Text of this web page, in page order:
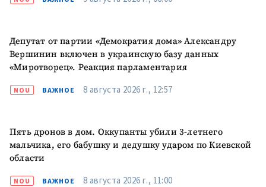
Депутат от партии «Демократия дома» Александру
Вершинин включен в украинскую базу данных
«Миротворец». Реакция парламентария
NOU ВАЖНОЕ 8 августа 2026 г., 12:57
Пять дронов в дом. Оккупанты убили 3-летнего
мальчика, его бабушку и дедушку ударом по Киевской
области
NOU ВАЖНОЕ 8 августа 2026 г., 11:00